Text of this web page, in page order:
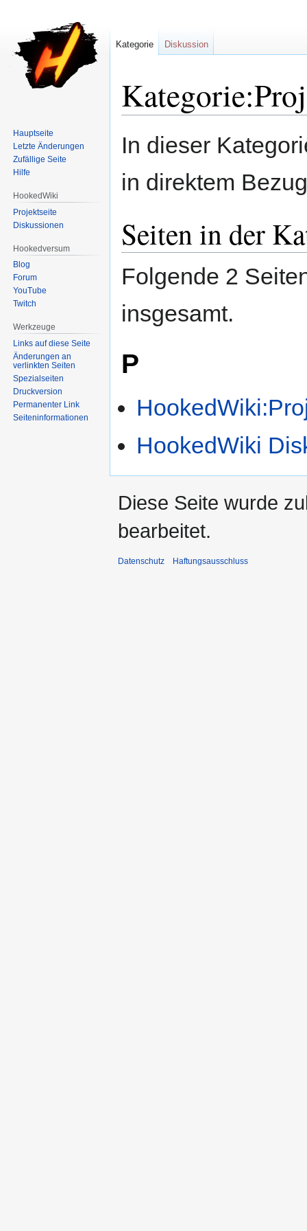
Navigation
Suche
In dieser
in direktem
Seiten in der
Folgende 2
insgesamt.
P
HookedWiki
Kategorie Diskussion
Hauptseite
Letzte Änderungen
Zufällige Seite
Hilfe
HookedWiki
Projektseite
Diskussionen
Hookedversum
Blog
Forum
YouTube
Twitch
Werkzeuge
Links auf diese Seite
Änderungen an
verlinkten Seiten
Spezialseiten
Druckversion
Permanenter Link
Seiten­informationen
Diese Seite wurde
bearbeitet.
Datenschutz Haftungsausschluss